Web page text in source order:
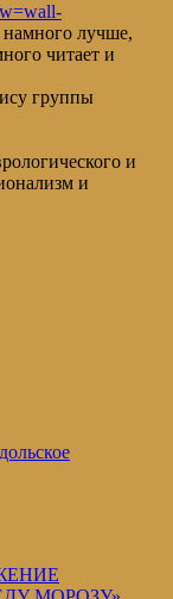
намного лучше,
читает и
группы
и
и